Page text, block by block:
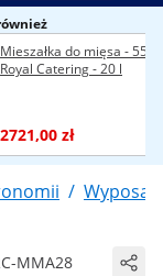
Mieszałka do mięsa - 550
Royal Catering - 20 l
2721,00 zł
/
MMA28